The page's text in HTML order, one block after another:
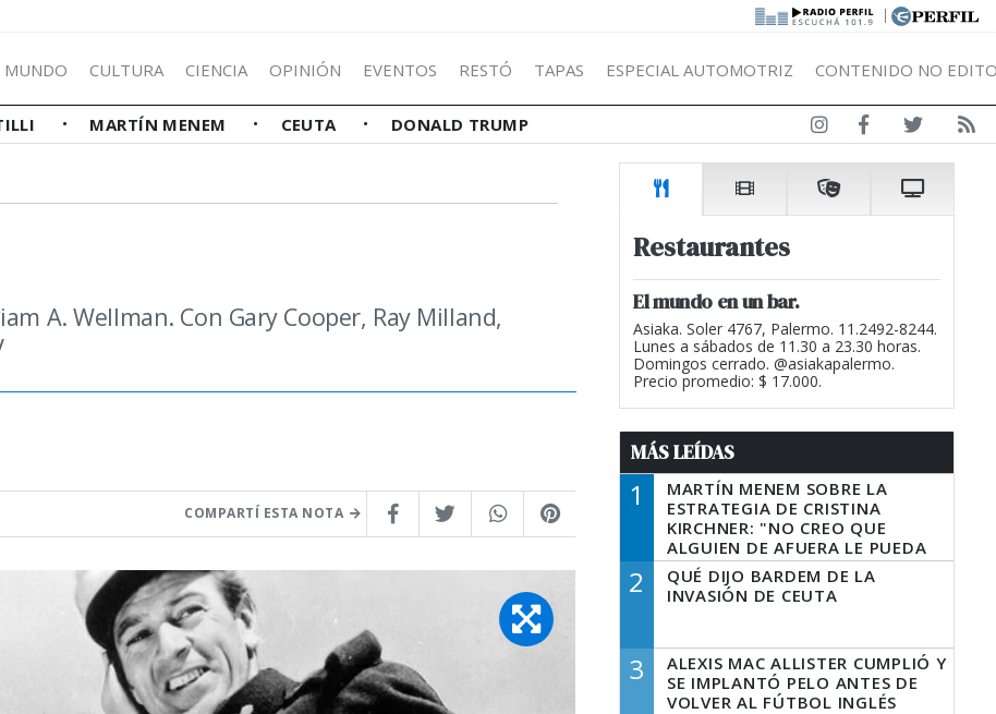
|
MUNDO CULTURA CIENCIA OPINIÓN EVENTOS RESTÓ TAPAS ESPECIAL AUTOMOTRIZ CONTENIDO NO
MARTÍN MENEM CEUTA DONALD TRUMP
A. Wellman. Con Gary Cooper, Ray Milland,
COMPARTÍ ESTA NOTA
Restaurantes
El mundo en un bar.
Asiaka. Soler 4767, Palermo. 11.2492-8244.
Lunes a sábados de 11.30 a 23.30 horas.
Domingos cerrado. @asiakapalermo.
Precio promedio: $ 17.000.
MÁS LEÍDAS
1
MARTÍN MENEM SOBRE LA
ESTRATEGIA DE CRISTINA
KIRCHNER: "NO CREO QUE
ALGUIEN DE AFUERA LE PUEDA
DECIR A LA JUSTICIA LO QUE
TIENE QUE HACER"
2
QUÉ DIJO BARDEM DE LA
INVASIÓN DE CEUTA
3
ALEXIS MAC ALLISTER CUMPLIÓ Y
SE IMPLANTÓ PELO ANTES DE
VOLVER AL FÚTBOL INGLÉS